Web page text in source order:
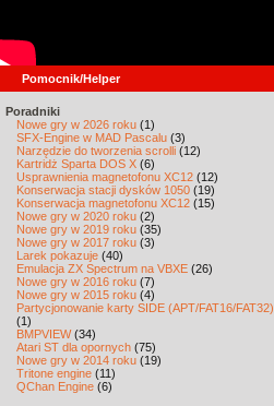
Pomocnik/Helper
Poradniki
Nowe gry w 2026 roku (1)
SFX-Engine w MAD Pascalu (3)
Narzędzie do tworzenia scrolli (12)
Kartridż Sparta DOS X (6)
Usprawnienia magnetofonu XC12 (12)
Konserwacja stacji dysków 1050 (19)
Konserwacja magnetofonu XC12 (15)
Nowe gry w 2020 roku (2)
Nowe gry w 2019 roku (35)
Nowe gry w 2017 roku (3)
Larek pokazuje (40)
Emulacja ZX Spectrum na VBXE (26)
Nowe gry w 2016 roku (7)
Nowe gry w 2015 roku (4)
Partycjonowanie karty SIDE (APT/FAT16/FAT32)
(1)
BMPVIEW(34)
Atari ST dla opornych (75)
Nowe gry w 2014 roku (19)
Tritone engine (11)
QChan Engine (6)